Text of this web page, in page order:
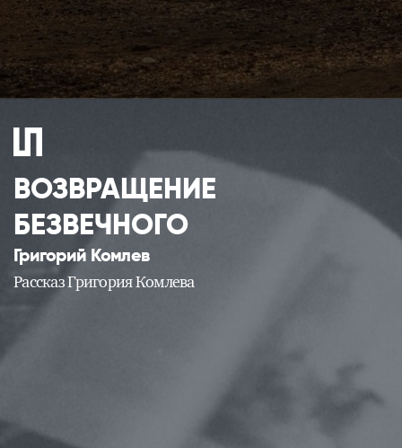
e
ВОЗВРАЩЕНИЕ
БЕЗВЕЧНОГО
Григорий Комлев
Рассказ Григория Комлева